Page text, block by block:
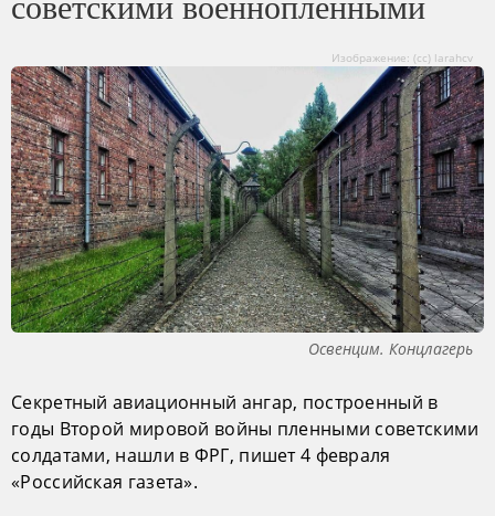
Изображение: (cc) larahcv
Освенцим. Концлагерь
Секретный авиационный ангар, построенный в
годы Второй мировой войны пленными советскими
солдатами, нашли в ФРГ, пишет 4 февраля
«Российская газета».